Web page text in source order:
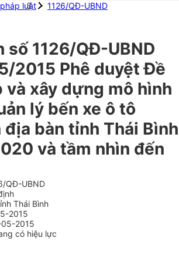
luật 1126/QĐ-UBND
số 1126/QĐ-UBND
2015 Phê duyệt Đề
và xây dựng mô hình
lý bến xe ô tô
địa bàn tỉnh Thái Bình
và tầm nhìn đến
QĐ-UBND
Thái Bình
2015
2015
có hiệu lực